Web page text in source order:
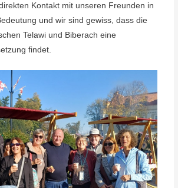
Kontakt mit unseren Freunden in
und wir sind gewiss, dass die
Telawi und Biberach eine
findet.